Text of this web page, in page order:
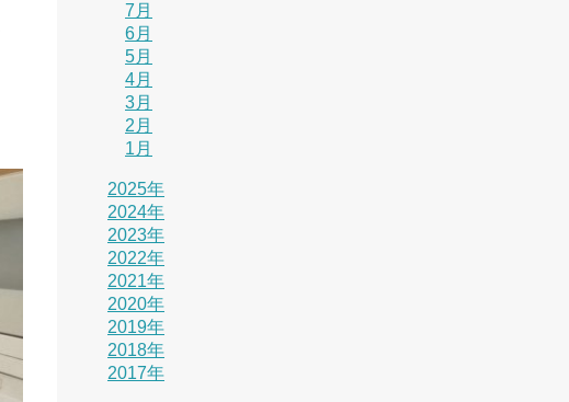
7月
6月
5月
4月
3月
2月
1月
2025年
2024年
2023年
2022年
2021年
2020年
2019年
2018年
2017年